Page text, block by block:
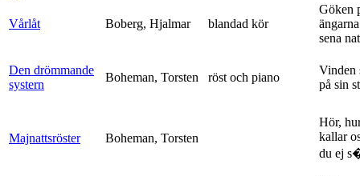
Vårlåt Boberg, Hjalmar blandad kör
Göken
sena
Den drömmande
systern
Boheman, Torsten röst och piano
Vinden
på sin
Majnattsröster Boheman, Torsten
Hör,
kallar
du ej